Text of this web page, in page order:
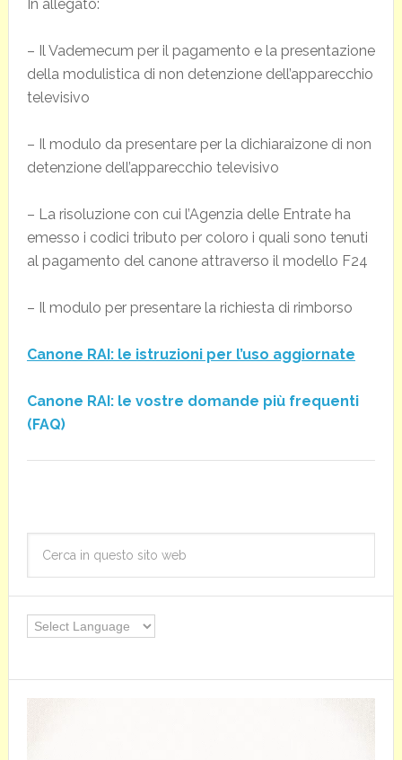
In allegato:
– Il Vademecum per il pagamento e la presentazione
della modulistica di non detenzione dell’apparecchio
televisivo
– Il modulo da presentare per la dichiaraizone di non
detenzione dell’apparecchio televisivo
– La risoluzione con cui l’Agenzia delle Entrate ha
emesso i codici tributo per coloro i quali sono tenuti
al pagamento del canone attraverso il modello F24
– Il modulo per presentare la richiesta di rimborso
Canone RAI: le istruzioni per l’uso aggiornate
Canone RAI: le vostre domande più frequenti
(FAQ)
Video